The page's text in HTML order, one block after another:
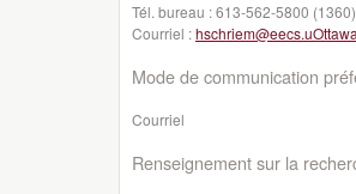
Tél. bureau :613-562-5800 (1360)
Courriel :
Mode de communication
Courriel
Renseignement sur la